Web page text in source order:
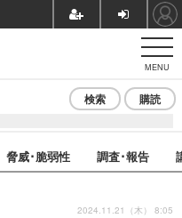
MENU
検索 購読
脅威･脆弱性 調査･報告
2024.11.21（木） 8:05